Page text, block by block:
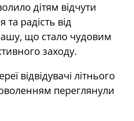
дітям відчути
та радість від
що стало чудовим
заходу.
відвідувачі літнього
переглянули